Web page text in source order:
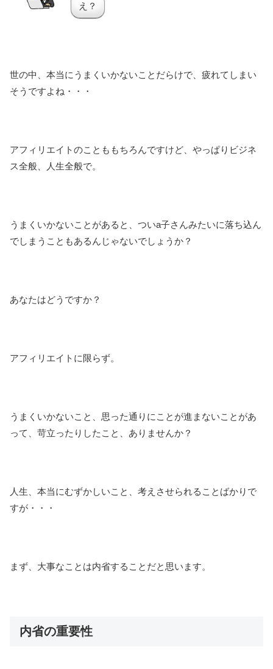
え？
世の中、本当にうまくいかないことだらけで、疲れてしまい
そうですよね・・・
アフィリエイトのことももちろんですけど、やっぱりビジネ
ス全般、人生全般で。
うまくいかないことがあると、ついa子さんみたいに落ち込ん
でしまうこともあるんじゃないでしょうか？
あなたはどうですか？
アフィリエイトに限らず。
うまくいかないこと、思った通りにことが進まないことがあ
って、苛立ったりしたこと、ありませんか？
人生、本当にむずかしいこと、考えさせられることばかりで
すが・・・
まず、大事なことは内省することだと思います。
内省の重要性